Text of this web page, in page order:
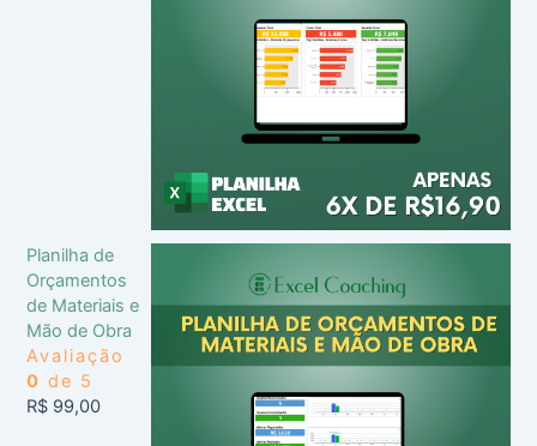
Planilha de
Orçamentos
de Materiais e
Mão de Obra
Avaliação
0 de 5
R$ 99,00